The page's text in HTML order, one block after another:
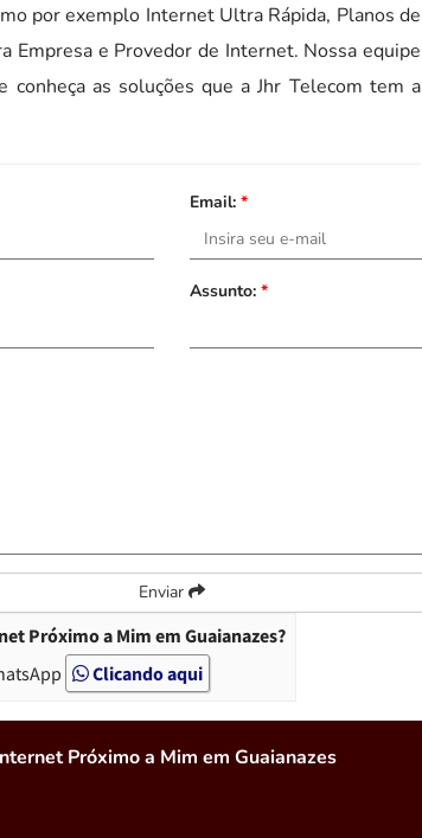
por exemplo Internet Ultra Rápida, Planos de
e Provedor de Internet. Nossa equipe
conheça as soluções que a Jhr Telecom tem a
Email: *
Assunto: *
Enviar
Próximo a Mim em Guaianazes?
Clicando aqui
Próximo a Mim em Guaianazes